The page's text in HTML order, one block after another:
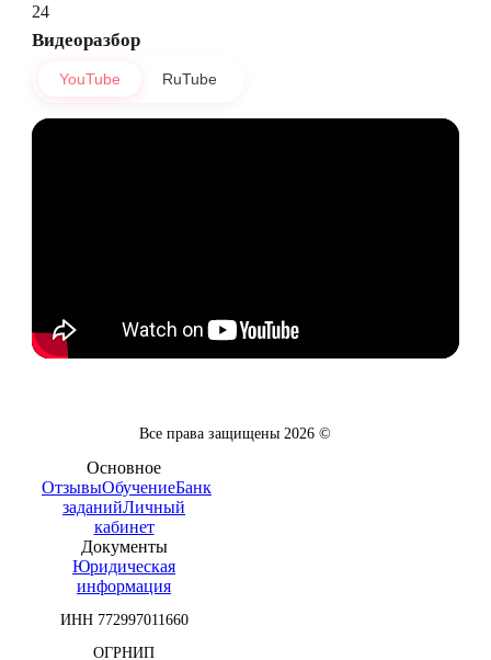
24
Видеоразбор
YouTube RuTube
Все права защищены2026 ©
Основное
ОтзывыОбучениеБанк
заданийЛичный
кабинет
Документы
Юридическая
информация
ИНН 772997011660
ОГРНИП